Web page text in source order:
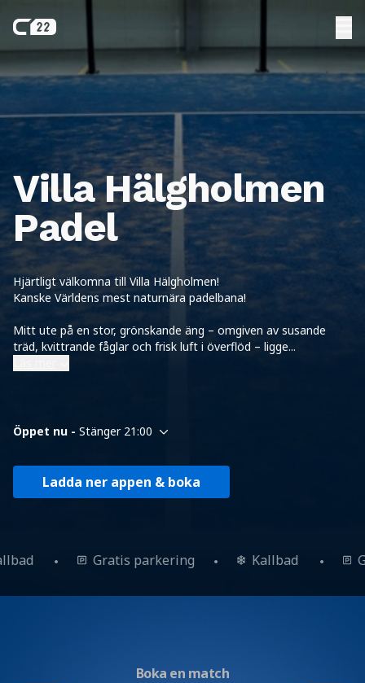
Villa Hälgholmen
Padel
Hjärtligt välkomna till Villa Hälgholmen!
Kanske Världens mest naturnära padelbana!
Mitt ute på en stor, grönskande äng – omgiven av susande
träd, kvittrande fåglar och frisk luft i överflöd – ligge...
Öppet nu - Stänger 21:00
Ladda ner appen & boka
Gratis parkering Kallbad
Boka en match